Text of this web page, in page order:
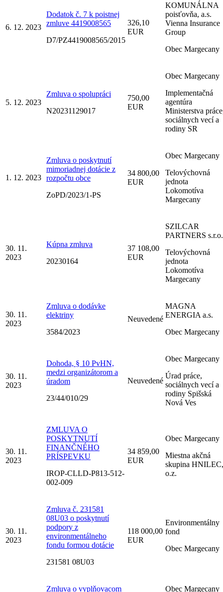
6. 12. 2023
Dodatok č. 7 k poistnej
zmluve 4419008565
D7/PZ4419008565/2015
326,10
EUR
KOMUNÁLNA
poisťovňa, a.s.
Vienna Insurance
Group
Obec Margecany
5. 12. 2023
Zmluva o spolupráci
N20231129017
750,00
EUR
Obec Margecany
Implementačná
agentúra
Ministerstva
sociálnych vecí a
rodiny SR
1. 12. 2023
Zmluva o poskytnutí
mimoriadnej dotácie z
rozpočtu obce
ZoPD/2023/1-PS
34 800,00
EUR
Obec Margecany
Telovýchovná
jednota
Lokomotíva
Margecany
30. 11.
2023
Kúpna zmluva
20230164
37 108,00
EUR
SZILCAR
PARTNERS s.r.o.
Telovýchovná
jednota
Lokomotíva
Margecany
30. 11.
2023
Zmluva o dodávke
elektriny
3584/2023
Neuvedené
MAGNA
ENERGIA a.s.
Obec Margecany
30. 11.
2023
Dohoda, § 10 PvHN,
medzi organizátorom a
úradom
23/44/010/29
Neuvedené
Obec Margecany
Úrad práce,
sociálnych vecí a
rodiny Spišská
Nová Ves
30. 11.
2023
ZMLUVA O
POSKYTNUTÍ
FINANČNÉHO
PRÍSPEVKU
IROP-CLLD-P813-512-
002-009
34 859,00
EUR
Obec Margecany
Miestna akčná
skupina HNILEC,
o.z.
30. 11.
2023
Zmluva č. 231581
08U03 o poskytnutí
podpory z
environmentálneho
fondu formou dotácie
231581 08U03
118 000,00
EUR
Environmentálny
fond
Obec Margecany
Zmluva o vyplňovacom Obec Margecany